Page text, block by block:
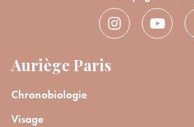
Auriège Paris
Chronobiologie
Visage